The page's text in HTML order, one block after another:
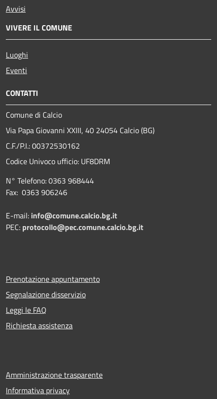
Avvisi
VIVERE IL COMUNE
Luoghi
Eventi
CONTATTI
Comune di Calcio
Via Papa Giovanni XXIII, 40 24054 Calcio (BG)
C.F./P.I.: 00372530162
Codice Univoco ufficio: UF8DRM
N° Telefono: 0363 968444
Fax: 0363 906246
E-mail: info@comune.calcio.bg.it
PEC: protocollo@pec.comune.calcio.bg.it
Prenotazione appuntamento
Segnalazione disservizio
Leggi le FAQ
Richiesta assistenza
Amministrazione trasparente
Informativa privacy